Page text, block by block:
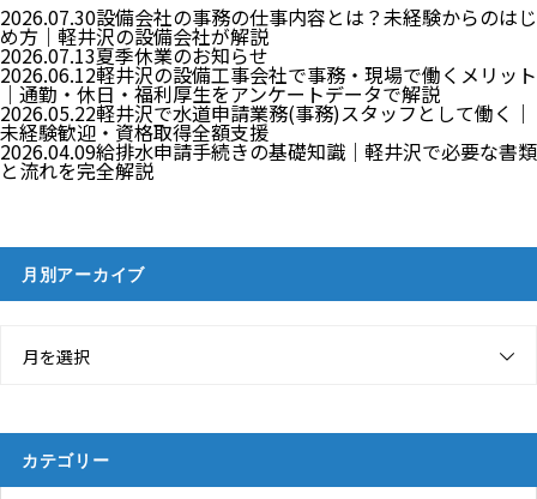
2026.07.30設備会社の事務の仕事内容とは？未経験からのはじ
め方｜軽井沢の設備会社が解説
2026.07.13夏季休業のお知らせ
2026.06.12軽井沢の設備工事会社で事務・現場で働くメリット
｜通勤・休日・福利厚生をアンケートデータで解説
2026.05.22軽井沢で水道申請業務(事務)スタッフとして働く｜
未経験歓迎・資格取得全額支援
2026.04.09給排水申請手続きの基礎知識｜軽井沢で必要な書類
と流れを完全解説
月別アーカイブ
月を選択
カテゴリー